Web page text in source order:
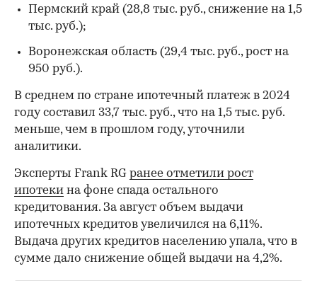
Пермский край (28,8 тыс. руб., снижение на 1,5
тыс. руб.);
Воронежская область (29,4 тыс. руб., рост на
950 руб.).
В среднем по стране ипотечный платеж в 2024
году составил 33,7 тыс. руб., что на 1,5 тыс. руб.
меньше, чем в прошлом году, уточнили
аналитики.
Эксперты Frank RG ранее отметили рост
ипотеки на фоне спада остального
кредитования. За август объем выдачи
ипотечных кредитов увеличился на 6,11%.
Выдача других кредитов населению упала, что в
сумме дало снижение общей выдачи на 4,2%.